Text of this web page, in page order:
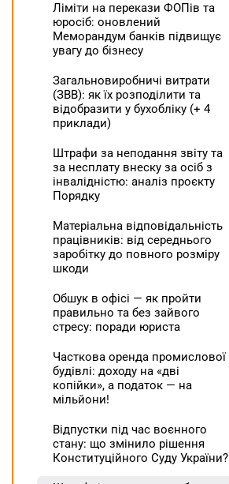
Ліміти на перекази ФОПів та
юросіб: оновлений
Меморандум банків підвищує
увагу до бізнесу
Загальновиробничі витрати
(ЗВВ): як їх розподілити та
відобразити у бухобліку (+ 4
приклади)
Штрафи за неподання звіту та
за несплату внеску за осіб з
інвалідністю: аналіз проєкту
Порядку
Матеріальна відповідальність
працівників: від середнього
заробітку до повного розміру
шкоди
Обшук в офісі — як пройти
правильно та без зайвого
стресу: поради юриста
Часткова оренда промислової
будівлі: доходу на «дві
копійки», а податок — на
мільйони!
Відпустки під час воєнного
стану: що змінило рішення
Конституційного Суду України?